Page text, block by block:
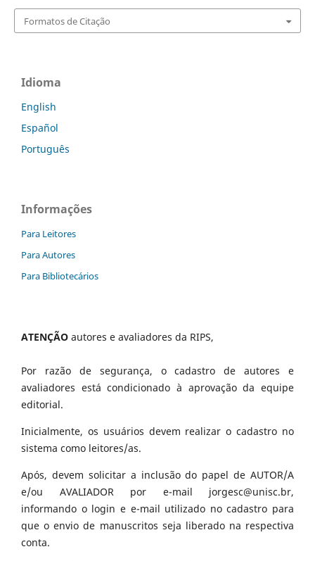
Formatos de Citação
Idioma
English
Español
Português
Informações
Para Leitores
Para Autores
Para Bibliotecários
ATENÇÃO autores e avaliadores da RIPS,
Por razão de segurança, o cadastro de autores e
avaliadores está condicionado à aprovação da equipe
editorial.
Inicialmente, os usuários devem realizar o cadastro no
sistema como leitores/as.
Após, devem solicitar a inclusão do papel de AUTOR/A
e/ou AVALIADOR por e-mail jorgesc@unisc.br,
informando o login e e-mail utilizado no cadastro para
que o envio de manuscritos seja liberado na respectiva
conta.